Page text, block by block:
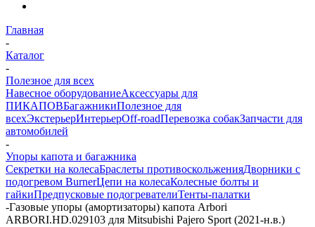
Главная
-
Каталог
-
Полезное для всех
Навесное оборудованиеАксессуары для
ПИКАПОВБагажникиПолезное для
всехЭкстерьерИнтерьерOff-roadПеревозка собакЗапчасти для
автомобилей
-
Упоры капота и багажника
Секретки на колесаБраслеты противоскольженияДворники с
подогревом BurnerЦепи на колесаКолесные болты и
гайкиПредпусковые подогревателиТенты-палатки
-Газовые упоры (амортизаторы) капота Arbori
ARBORI.HD.029103 для Mitsubishi Pajero Sport (2021-н.в.)